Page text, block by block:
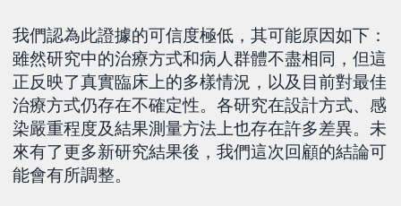
我們認為此證據的可信度極低，其可能原因如下：
雖然研究中的治療方式和病人群體不盡相同，但這
正反映了真實臨床上的多樣情況，以及目前對最佳
治療方式仍存在不確定性。各研究在設計方式、感
染嚴重程度及結果測量方法上也存在許多差異。未
來有了更多新研究結果後，我們這次回顧的結論可
能會有所調整。